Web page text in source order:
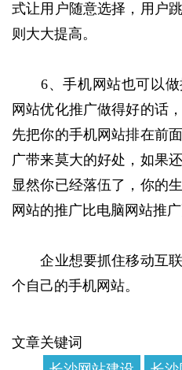
式让用户随意选择，用户
则大大提高。
6、手机网站也可以做
网站优化推广做得好的话
先把你的手机网站排在前
广带来莫大的好处，如果
显然你已经落伍了，你的
网站的推广比电脑网站推广
企业想要抓住移动互联
个自己的手机网站。
文章关键词